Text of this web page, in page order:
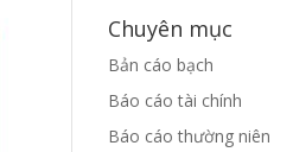
Chuyên mục
Bản cáo bạch
Báo cáo tài chính
Báo cáo thường niên